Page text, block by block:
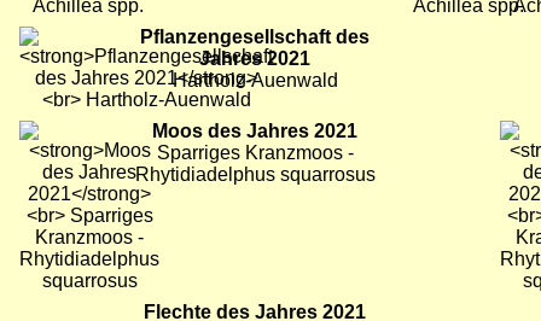
Bild
Pflanzengesellschaft des
Jahres 2021
Hartholz-Auenwald
Bild
Moos des Jahres 2021
Sparriges Kranzmoos -
Rhytidiadelphus squarrosus
Bild
Flechte des Jahres 2021